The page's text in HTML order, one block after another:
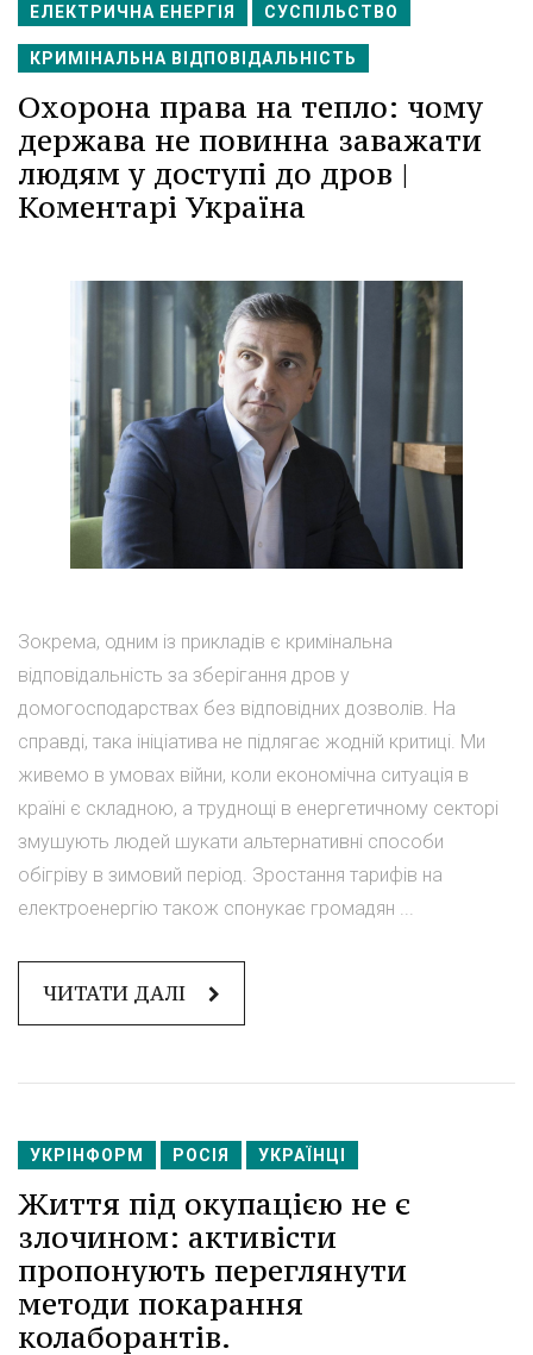
ЕЛЕКТРИЧНА ЕНЕРГІЯ СУСПІЛЬСТВО
КРИМІНАЛЬНА ВІДПОВІДАЛЬНІСТЬ
Охорона права на тепло: чому
держава не повинна заважати
людям у доступі до дров |
Коментарі Україна
Зокрема, одним із прикладів є кримінальна
відповідальність за зберігання дров у
домогосподарствах без відповідних дозволів. На
справді, така ініціатива не підлягає жодній критиці. Ми
живемо в умовах війни, коли економічна ситуація в
країні є складною, а труднощі в енергетичному секторі
змушують людей шукати альтернативні способи
обігріву в зимовий період. Зростання тарифів на
електроенергію також спонукає громадян ...
ЧИТАТИ ДАЛІ
УКРІНФОРМ РОСІЯ УКРАЇНЦІ
Життя під окупацією не є
злочином: активісти
пропонують переглянути
методи покарання
колаборантів.